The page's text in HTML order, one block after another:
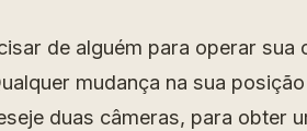
de alguém para operar sua
mudança na sua
duas câmeras, para obter